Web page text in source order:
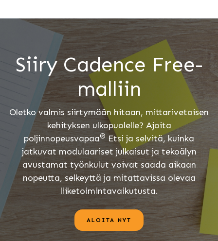
Siiry Cadence Free-
malliin
Oletko valmis siirtymään hitaan, mittarivetoisen
kehityksen ulkopuolelle? Ajoita
poljinnopeusvapaa® Etsi ja selvitä, kuinka
jatkuvat modulaariset julkaisut ja tekoälyn
avustamat työnkulut voivat saada aikaan
nopeutta, selkeyttä ja mitattavissa olevaa
liiketoimintavaikutusta.
ALOITA NYT